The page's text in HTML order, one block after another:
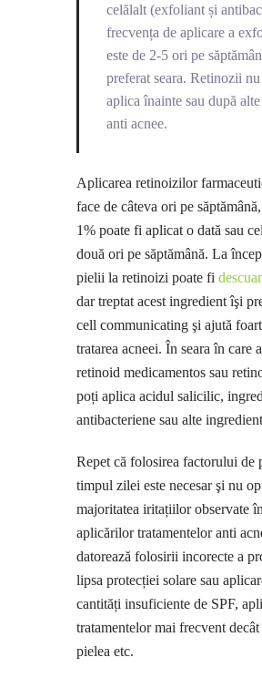
celălalt (exfoliant și
frecvența de aplicare a
este de 2-5 ori pe
preferat seara. Retinozii
aplica înainte sau după
anti acnee.
Aplicarea retinoizilor
face de câteva ori pe
1% poate fi aplicat o dată sau
două ori pe săptămână. La
pielii la retinoizi poate fi
dar treptat acest ingredient îşi
cell communicating şi ajută
tratarea acneei. În seara în care
retinoid medicamentos sau
poți aplica acidul salicilic,
antibacteriene sau alte
Repet că folosirea factorului de
timpul zilei este necesar şi nu
majoritatea iritațiilor observate
aplicărilor tratamentelor anti
datorează folosirii incorecte a
lipsa protecției solare sau
cantități insuficiente de SPF,
tratamentelor mai frecvent decât
pielea etc.